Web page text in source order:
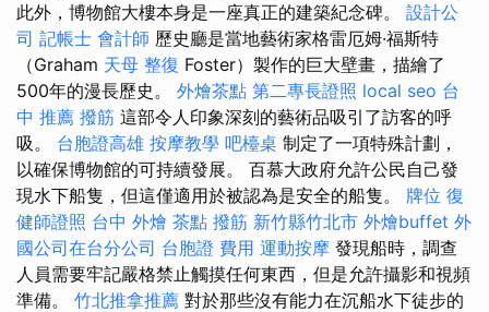
此外，博物館大樓本身是一座真正的建築紀念碑。 設計公
司 記帳士 會計師 歷史廳是當地藝術家格雷厄姆·福斯特
（Graham 天母 整復 Foster）製作的巨大壁畫，描繪了
500年的漫長歷史。 外燴茶點 第二專長證照 local seo 台
中 推薦 撥筋 這部令人印象深刻的藝術品吸引了訪客的呼
吸。 台胞證高雄 按摩教學 吧檯桌 制定了一項特殊計劃，
以確保博物館的可持續發展。 百慕大政府允許公民自己發
現水下船隻，但這僅適用於被認為是安全的船隻。 牌位 復
健師證照 台中 外燴 茶點 撥筋 新竹縣竹北市 外燴buffet 外
國公司在台分公司 台胞證 費用 運動按摩 發現船時，調查
人員需要牢記嚴格禁止觸摸任何東西，但是允許攝影和視頻
準備。 竹北推拿推薦 對於那些沒有能力在沉船水下徒步的